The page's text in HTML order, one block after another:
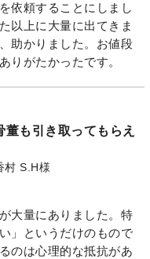
依頼することにしまし
以上に大量に出てきま
助かりました。お値段
りがたかったです。
董も引き取ってもらえ
村 S.H様
大量にありました。特
」というだけのもので
のは心理的な抵抗があ